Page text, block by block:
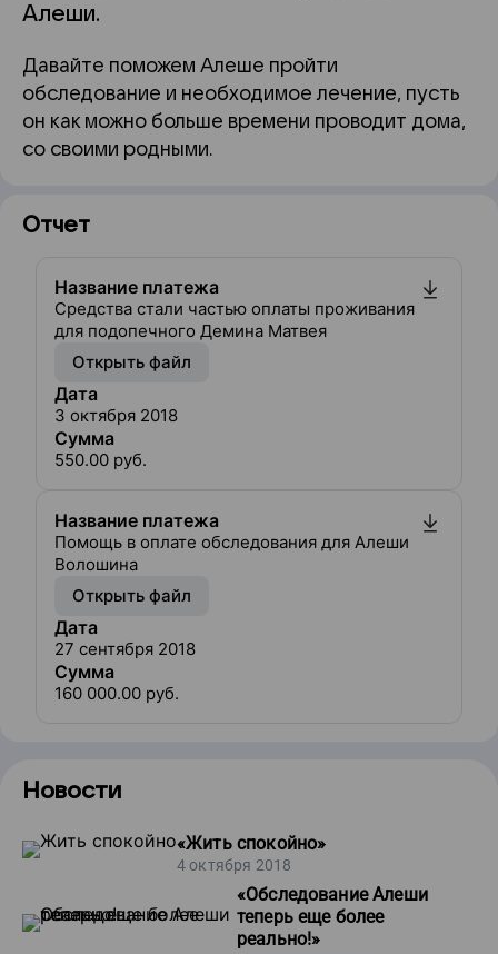
Алеши.
Давайте поможем Алеше пройти
обследование и необходимое лечение, пусть
он как можно больше времени проводит дома,
со своими родными.
Отчет
Название платежа
Средства стали частью оплаты проживания
для подопечного Демина Матвея
Открыть файл
Дата
3 октября 2018
Сумма
550.00 руб.
Название платежа
Помощь в оплате обследования для Алеши
Волошина
Открыть файл
Дата
27 сентября 2018
Сумма
160 000.00 руб.
Новости
«Жить спокойно»
4 октября 2018
«Обследование Алеши
теперь еще более
реально!»